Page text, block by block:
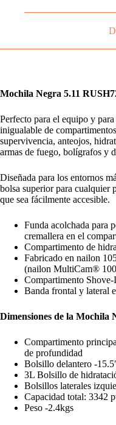
Mochila Negra 5.11
Perfecto para el equipo y
inigualable de
supervivencia, anteojos,
armas de fuego, bolígrafos y
Diseñada para los entornos
bolsa superior para cualquier
que sea fácilmente accesible.
Funda acolchada para
cremallera en el
Compartimento de
Fabricado en nailon
(nailon MultiCam®
Compartimento
Banda frontal y lateral
Dimensiones de la Mochila
Compartimento
de profundidad
Bolsillo delantero -
3L Bolsillo de
Bolsillos laterales
Capacidad total: 3342
Peso -2.4kgs